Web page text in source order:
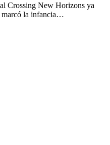
Crossing New Horizons ya
marcó la infancia…